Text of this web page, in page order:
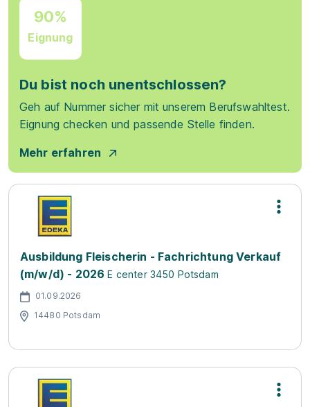
90%
Eignung
Du bist noch unentschlossen?
Geh auf Nummer sicher mit unserem Berufswahltest.
Eignung checken und passende Stelle finden.
Mehr erfahren
Ausbildung Fleischerin - Fachrichtung Verkauf
(m/w/d) - 2026 E center 3450 Potsdam
01.09.2026
14480 Potsdam